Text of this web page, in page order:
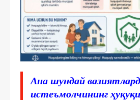
Ана шундай
истеъмолчининг